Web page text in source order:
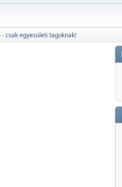
- csak egyesületi tagoknak!